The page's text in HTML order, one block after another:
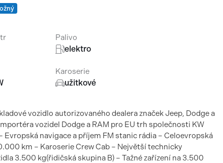
Palivo
elektro
Karoserie
užitkové
vozidlo autorizovaného dealera značek Jeep, Dodge a
vozidel Dodge a RAM pro EU trh společnosti KW
navigace a příjem FM stanic rádia – Celoevropská
km – Karoserie Crew Cab – Největší technicky
3.500 kg(řidičská skupina B) – Tažné zařízení na 3.500